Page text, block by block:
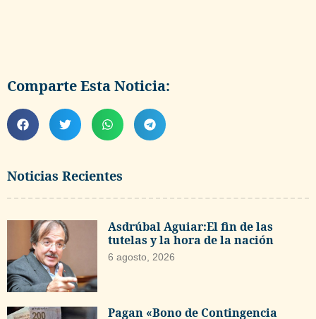
Noticias Recientes
Asdrúbal Aguiar:El fin de las
tutelas y la hora de la nación
6 agosto, 2026
Pagan «Bono de Contingencia
Comparte Esta Noticia: